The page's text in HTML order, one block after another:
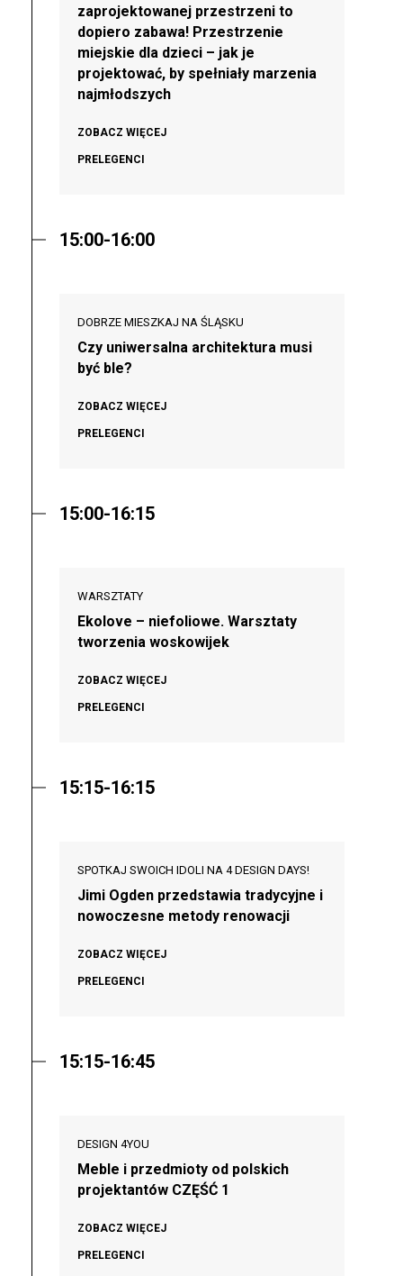
zaprojektowanej przestrzeni to
dopiero zabawa! Przestrzenie
miejskie dla dzieci – jak je
projektować, by spełniały marzenia
najmłodszych
ZOBACZ WIĘCEJ
PRELEGENCI
15:00-16:00
DOBRZE MIESZKAJ NA ŚLĄSKU
Czy uniwersalna architektura musi
być ble?
ZOBACZ WIĘCEJ
PRELEGENCI
15:00-16:15
WARSZTATY
Ekolove – niefoliowe. Warsztaty
tworzenia woskowijek
ZOBACZ WIĘCEJ
PRELEGENCI
15:15-16:15
SPOTKAJ SWOICH IDOLI NA 4 DESIGN DAYS!
Jimi Ogden przedstawia tradycyjne i
nowoczesne metody renowacji
ZOBACZ WIĘCEJ
PRELEGENCI
15:15-16:45
DESIGN 4YOU
Meble i przedmioty od polskich
projektantów CZĘŚĆ 1
ZOBACZ WIĘCEJ
PRELEGENCI